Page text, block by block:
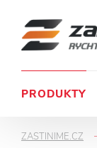
PRODUKTY
ZASTINIME.CZ